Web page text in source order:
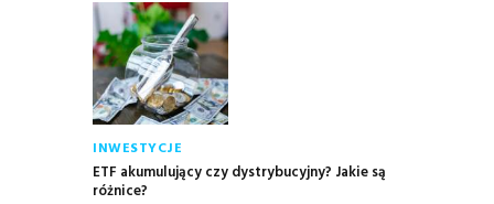
INWESTYCJE
ETF akumulujący czy dystrybucyjny? Jakie są
różnice?